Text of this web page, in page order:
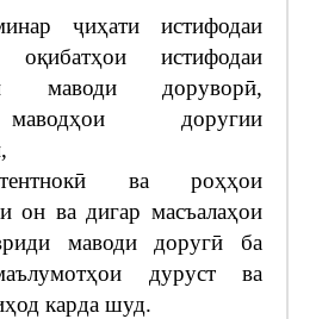
ҷиҳати истифодаи
истифодаи
маводи доруворӣ,
доругии
ва роҳҳои
он ва дигар масъалаҳои
маводи доругӣ ба
дуруст ва
карда шуд.